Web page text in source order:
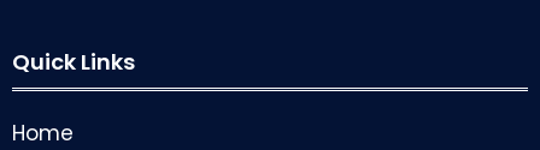
Quick Links
Home